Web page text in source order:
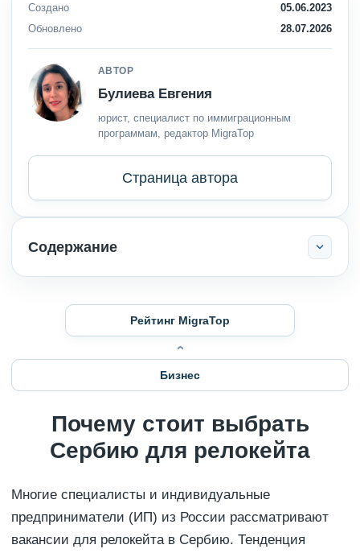
Создано
05.06.2023
Обновлено
28.07.2026
АВТОР
Булиева Евгения
юрист, специалист по иммиграционным
программам, редактор MigraTop
Страница автора
Содержание
Рейтинг MigraTop
Бизнес
Почему стоит выбрать
Сербию для релокейта
Многие специалисты и индивидуальные
предприниматели (ИП) из России рассматривают
вакансии для релокейта в Сербию. Тенденция